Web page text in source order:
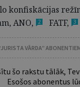
konfiskācijas
ANO, 2 FATF, 3
VĀRDA”
šo rakstu tālāk,
Esošos abonentus